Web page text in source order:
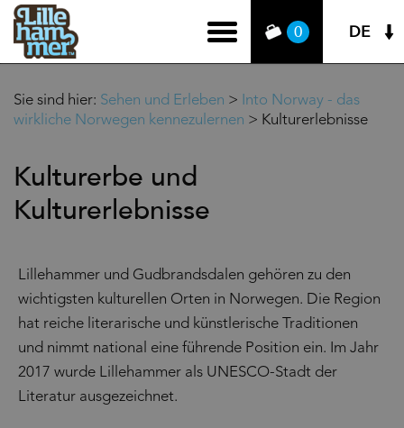
0 DE
Sie sind hier: Sehen und Erleben > Into Norway - das
wirkliche Norwegen kennezulernen > Kulturerlebnisse
Kulturerbe und
Kulturerlebnisse
Lillehammer und Gudbrandsdalen gehören zu den
wichtigsten kulturellen Orten in Norwegen. Die Region
hat reiche literarische und künstlerische Traditionen
und nimmt national eine führende Position ein. Im Jahr
2017 wurde Lillehammer als UNESCO-Stadt der
Literatur ausgezeichnet.